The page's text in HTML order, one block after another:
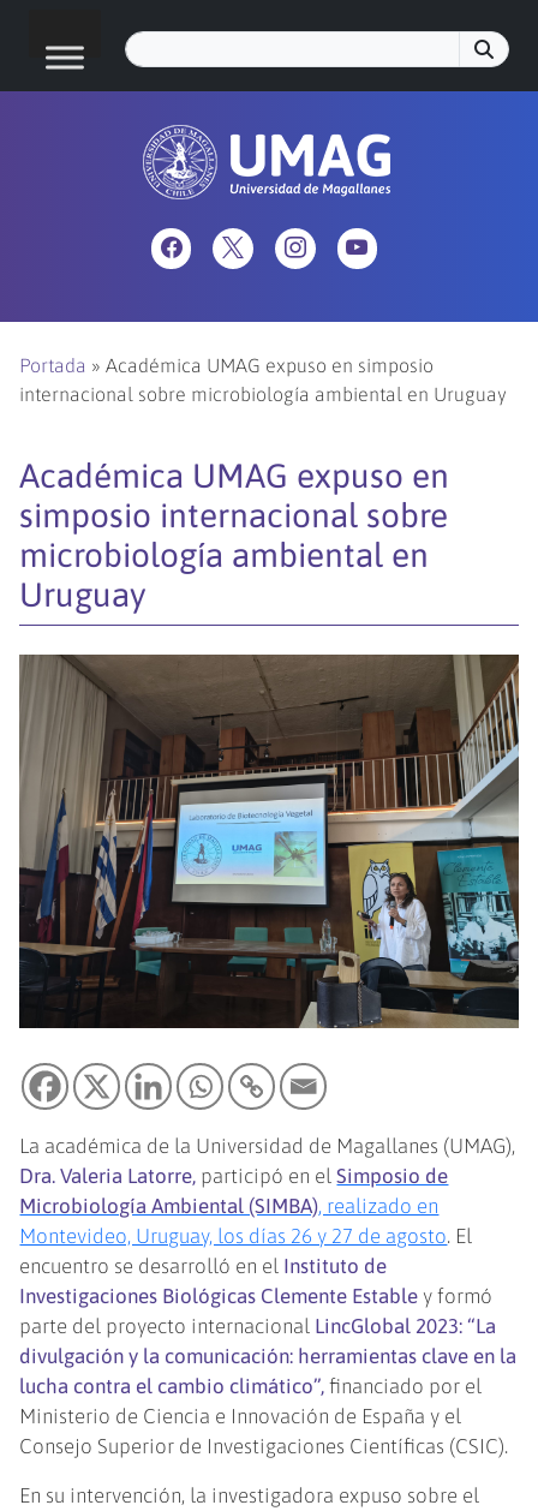
Portada » Académica UMAG expuso en simposio
internacional sobre microbiología ambiental en Uruguay
Académica UMAG expuso en
simposio internacional sobre
microbiología ambiental en
Uruguay
La académica de la Universidad de Magallanes (UMAG),
Dra. Valeria Latorre, participó en elSimposio de
Microbiología Ambiental (SIMBA), realizado en
Montevideo, Uruguay, los días 26 y 27 de agosto. El
encuentro se desarrolló en el Instituto de
Investigaciones Biológicas Clemente Estable y formó
parte del proyecto internacional LincGlobal 2023: “La
divulgación y la comunicación: herramientas clave en la
lucha contra el cambio climático”, financiado por el
Ministerio de Ciencia e Innovación de España y el
Consejo Superior de Investigaciones Científicas (CSIC).
En su intervención, la investigadora expuso sobre el